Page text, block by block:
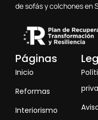
de sofás y colchones en
Páginas
Inicio
Reformas
Interiorismo